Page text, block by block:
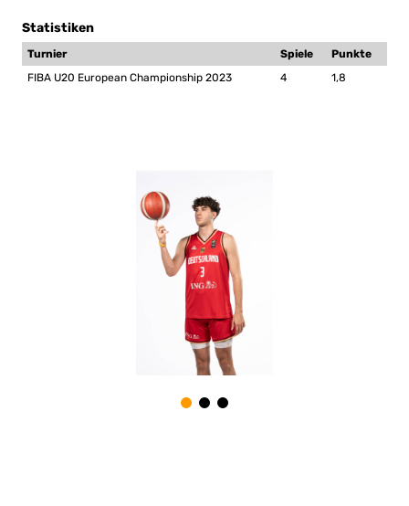
Statistiken
Turnier Spiele
Punkte
FIBA U20 European Championship 2023
4 1,8